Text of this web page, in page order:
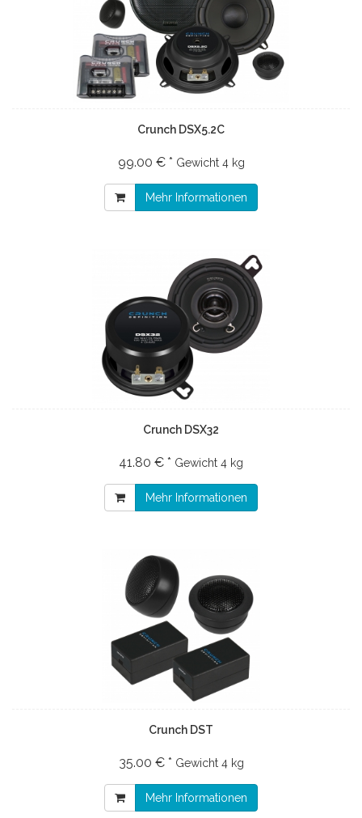
Crunch DSX5.2C
99.00 € * Gewicht 4 kg
Mehr Informationen
Crunch DSX32
41.80 € * Gewicht 4 kg
Mehr Informationen
Crunch DST
35.00 € * Gewicht 4 kg
Mehr Informationen